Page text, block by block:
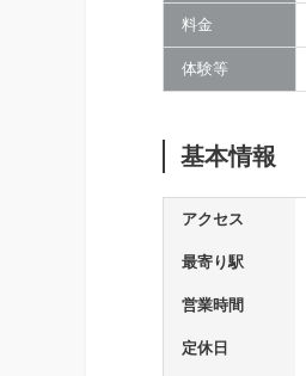
料金
体験等
基本情報
アクセス
最寄り駅
営業時間
定休日